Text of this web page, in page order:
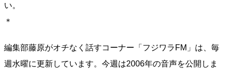
い。
＊
編集部藤原がオチなく話すコーナー「フジワラFM」は、毎
週水曜に更新しています。今週は2006年の音声を公開しま